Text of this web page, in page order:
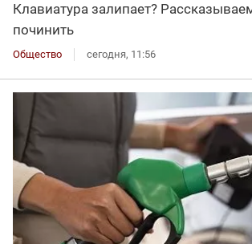
Клавиатура залипает?
починить
Общество сегодня, 11:56